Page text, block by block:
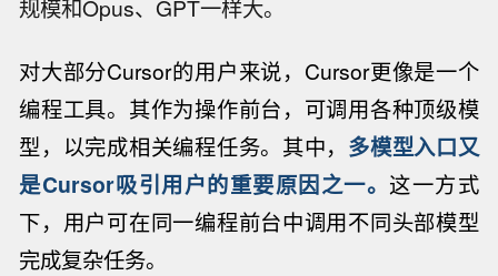
规模和Opus、GPT一样大。
对大部分Cursor的用户来说，Cursor更像是一个
编程工具。其作为操作前台，可调用各种顶级模
型，以完成相关编程任务。其中， 多模型入口又
是Cursor吸引用户的重要原因之一。 这一方式
下，用户可在同一编程前台中调用不同头部模型
完成复杂任务。